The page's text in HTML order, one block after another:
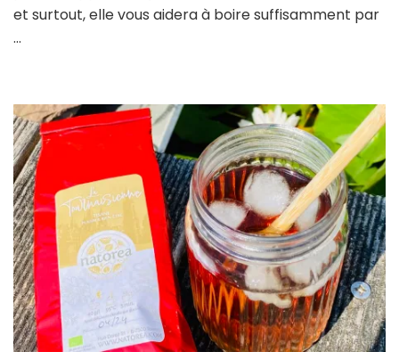
à
et surtout, elle vous aidera à boire suffisamment par
…